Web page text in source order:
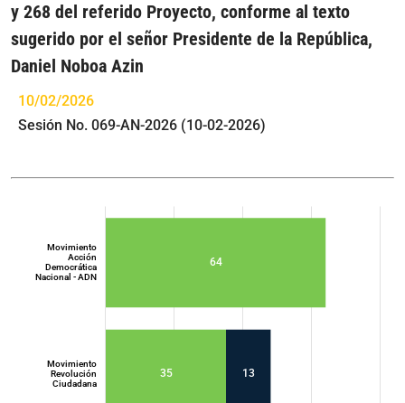
y 268 del referido Proyecto, conforme al texto
sugerido por el señor Presidente de la República,
Daniel Noboa Azin
10/02/2026
Sesión No. 069-AN-2026 (10-02-2026)
35
64
13
Movimiento
Revolución
Ciudadana
Movimiento
Acción
Democrática
Nacional - ADN